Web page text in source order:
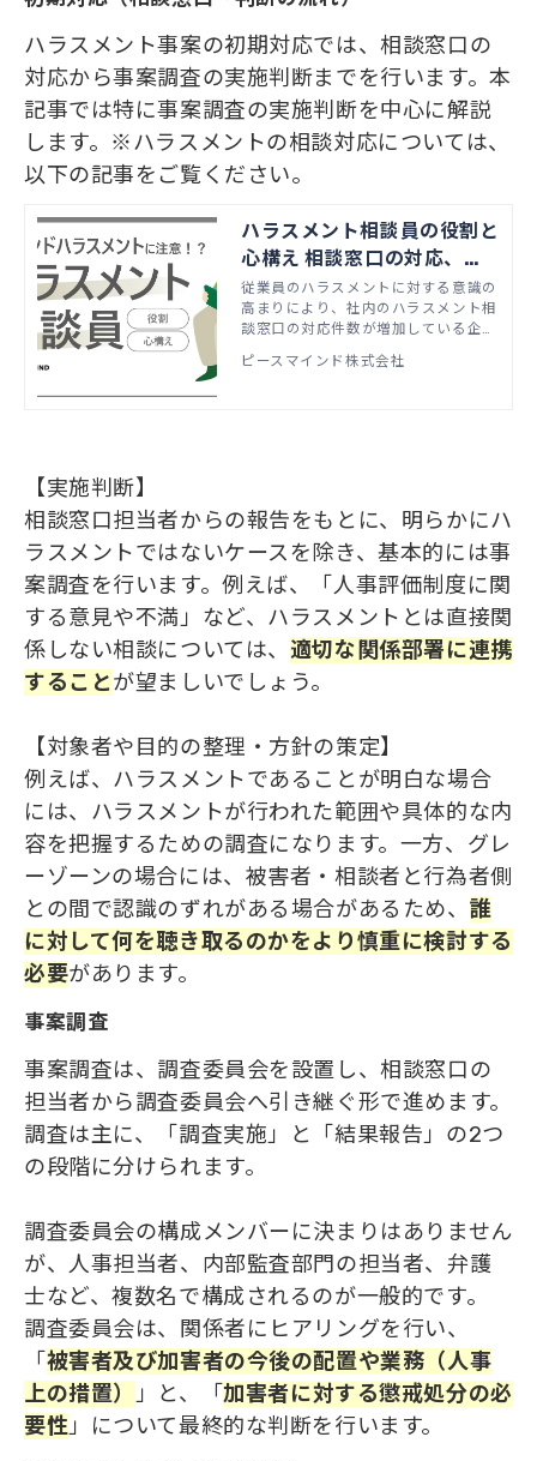
ハラスメント事案の初期対応では、相談窓口の
対応から事案調査の実施判断までを行います。本
記事では特に事案調査の実施判断を中心に解説
します。※ハラスメントの相談対応については、
以下の記事をご覧ください。
ハラスメント相談員の役割と
心構え 相談窓口の対応、セ
カンドハラスメントに注意
従業員のハラスメントに対する意識の
高まりにより、社内のハラスメント相
談窓口の対応件数が増加している企業
することで、ハラスメント相談員への
ト相談員の役割 ・ハラスメント相談
を受けることの難しさ ・ハラスメン
ト相談員の育成 目次[非表示] 1.ハラス
メント相談員が役割を適切に果たすた
めに 1.1.ハラスメント相談員に期待さ
れる役割 1.2.ハラスメント相談員設置
の目的 1.3.ハラスメント相談員の役割
-聞き取りと報告- 1.3.1.聞き取る 1.3.
2.報告する 1.4.セカンドハラスメント
に注意！-相談対応の難しさ- 2.社内
に関する知識の習得 2.2.最新のハラス
メント事案の把握 2.3.実践的な対応力
の養成 3.まとめ
ピースマインド株式会社
【実施判断】
相談窓口担当者からの報告をもとに、明らかにハ
ラスメントではないケースを除き、基本的には事
案調査を行います。例えば、「人事評価制度に関
する意見や不満」など、ハラスメントとは直接関
係しない相談については、 適切な関係部署に連携
することが望ましいでしょう。
【対象者や目的の整理・方針の策定】
例えば、ハラスメントであることが明白な場合
には、ハラスメントが行われた範囲や具体的な内
容を把握するための調査になります。一方、グレ
ーゾーンの場合には、被害者・相談者と行為者側
との間で認識のずれがある場合があるため、 誰
に対して何を聴き取るのかをより慎重に検討する
必要があります。
事案調査
事案調査は、調査委員会を設置し、相談窓口の
担当者から調査委員会へ引き継ぐ形で進めます。
調査は主に、「調査実施」と「結果報告」の2つ
の段階に分けられます。
調査委員会の構成メンバーに決まりはありません
が、人事担当者、内部監査部門の担当者、弁護
士など、複数名で構成されるのが一般的です。
調査委員会は、関係者にヒアリングを行い、
「 被害者及び加害者の今後の配置や業務（人事
上の措置） 」と、「加害者に対する懲戒処分の必
要性」について最終的な判断を行います。